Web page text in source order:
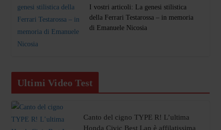
I vostri articoli: La genesi stilistica
della Ferrari Testarossa – in memoria
di Emanuele Nicosia
Ultimi Video Test
Canto del cigno TYPE R! L’ultima
Honda Civic Best Lap è affilatissima